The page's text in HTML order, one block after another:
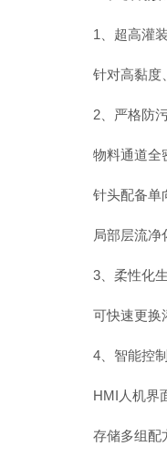
‌1、超高灌装
针对高黏度、
‌2、严格防污
物料通道全密
针头配备单向
局部层流净化
‌3、柔性化生
可快速更换灌
‌4、智能控制
HMI人机界面
存储多组配方